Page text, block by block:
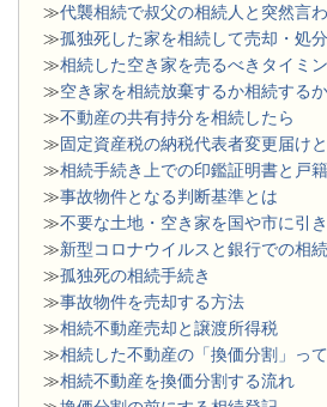
≫代襲相続で叔父の相続人と突然言
≫孤独死した家を相続して売却・処
≫相続した空き家を売るべきタイミ
≫空き家を相続放棄するか相続する
≫不動産の共有持分を相続したら
≫固定資産税の納税代表者変更届け
≫相続手続き上での印鑑証明書と戸
≫事故物件となる判断基準とは
≫不要な土地・空き家を国や市に引
≫新型コロナウイルスと銀行での相
≫孤独死の相続手続き
≫事故物件を売却する方法
≫相続不動産売却と譲渡所得税
≫相続した不動産の「換価分割」っ
≫相続不動産を換価分割する流れ